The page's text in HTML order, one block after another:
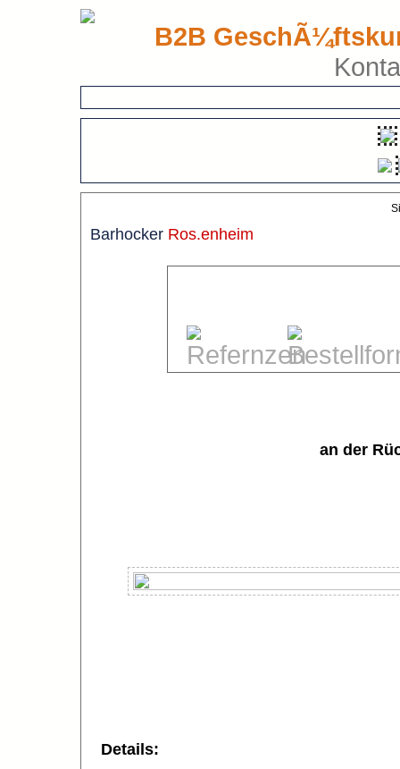
B2B
Barhocker Ros.enheim
an der
Details: